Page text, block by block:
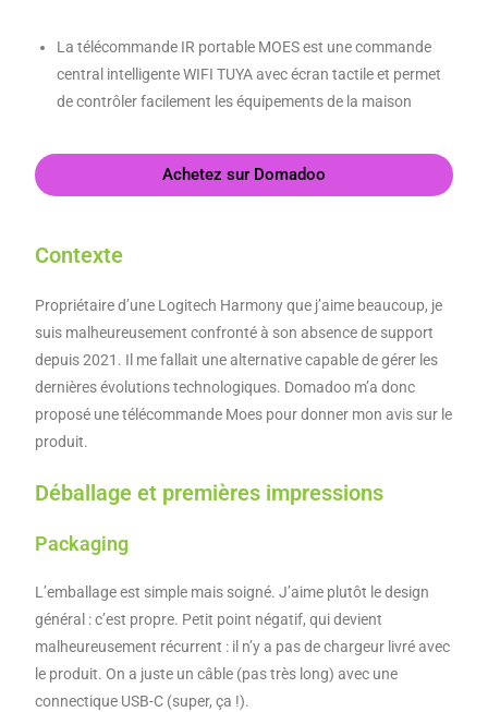
La télécommande IR portable MOES est une commande
central intelligente WIFI TUYA avec écran tactile et permet
de contrôler facilement les équipements de la maison
Achetez sur Domadoo
Contexte
Propriétaire d’une Logitech Harmony que j’aime beaucoup, je
suis malheureusement confronté à son absence de support
depuis 2021. Il me fallait une alternative capable de gérer les
dernières évolutions technologiques. Domadoo m’a donc
proposé une télécommande Moes pour donner mon avis sur le
produit.
Déballage et premières impressions
Packaging
L’emballage est simple mais soigné. J’aime plutôt le design
général : c’est propre. Petit point négatif, qui devient
malheureusement récurrent : il n’y a pas de chargeur livré avec
le produit. On a juste un câble (pas très long) avec une
connectique USB-C (super, ça !).